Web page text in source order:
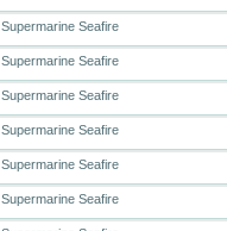
Supermarine Seafire
Supermarine Seafire
Supermarine Seafire
Supermarine Seafire
Supermarine Seafire
Supermarine Seafire